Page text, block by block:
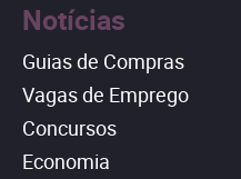
Notícias
Guias de Compras
Vagas de Emprego
Concursos
Economia